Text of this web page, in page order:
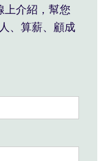
上介紹，幫您
、算薪、顧成